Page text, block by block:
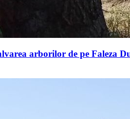
arborilor de pe Faleza